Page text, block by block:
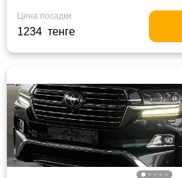
Цена посадки
1234 тенге